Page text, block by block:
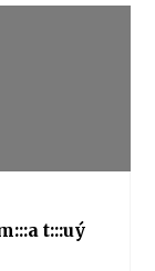
t:::uý